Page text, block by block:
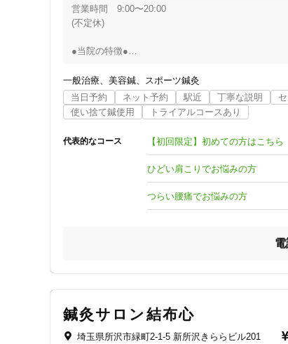
住所
特徴・キーワード
営業時間　9:00〜20:00
(不定休)
●当院の特徴●
鍼灸、マッサージ共に国家資格を持つ施術者が
『痛みの根本原因』にアプローチして改善・解消へ
●当院の施術の効果が高い理由●
当院では肩こり腰痛といった慢性症状に加えて多数
美容鍼灸
一般治療 美容鍼
スポーツ鍼灸
当日予約
ネット予約 駅近 丁寧な説明
使い捨て鍼使用
トライアルコースあり
代表的なコース 【初回限定】初めての方はこちら
ひどい肩こりでお悩みの方
つらい腰痛でお悩みの方
鍼灸サロン結布心
埼玉県所沢市緑町2-1-5 新所沢きららビル201